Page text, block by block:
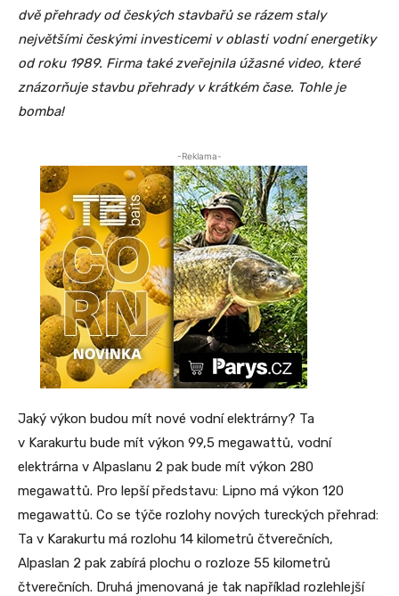
dvě přehrady od českých stavbařů se rázem staly
největšími českými investicemi v oblasti vodní energetiky
od roku 1989. Firma také zveřejnila úžasné video, které
znázorňuje stavbu přehrady v krátkém čase. Tohle je
bomba!
-Reklama-
Jaký výkon budou mít nové vodní elektrárny? Ta
v Karakurtu bude mít výkon 99,5 megawattů, vodní
elektrárna v Alpaslanu 2 pak bude mít výkon 280
megawattů. Pro lepší představu: Lipno má výkon 120
megawattů. Co se týče rozlohy nových tureckých přehrad:
Ta v Karakurtu má rozlohu 14 kilometrů čtverečních,
Alpaslan 2 pak zabírá plochu o rozloze 55 kilometrů
čtverečních. Druhá jmenovaná je tak například rozlehlejší